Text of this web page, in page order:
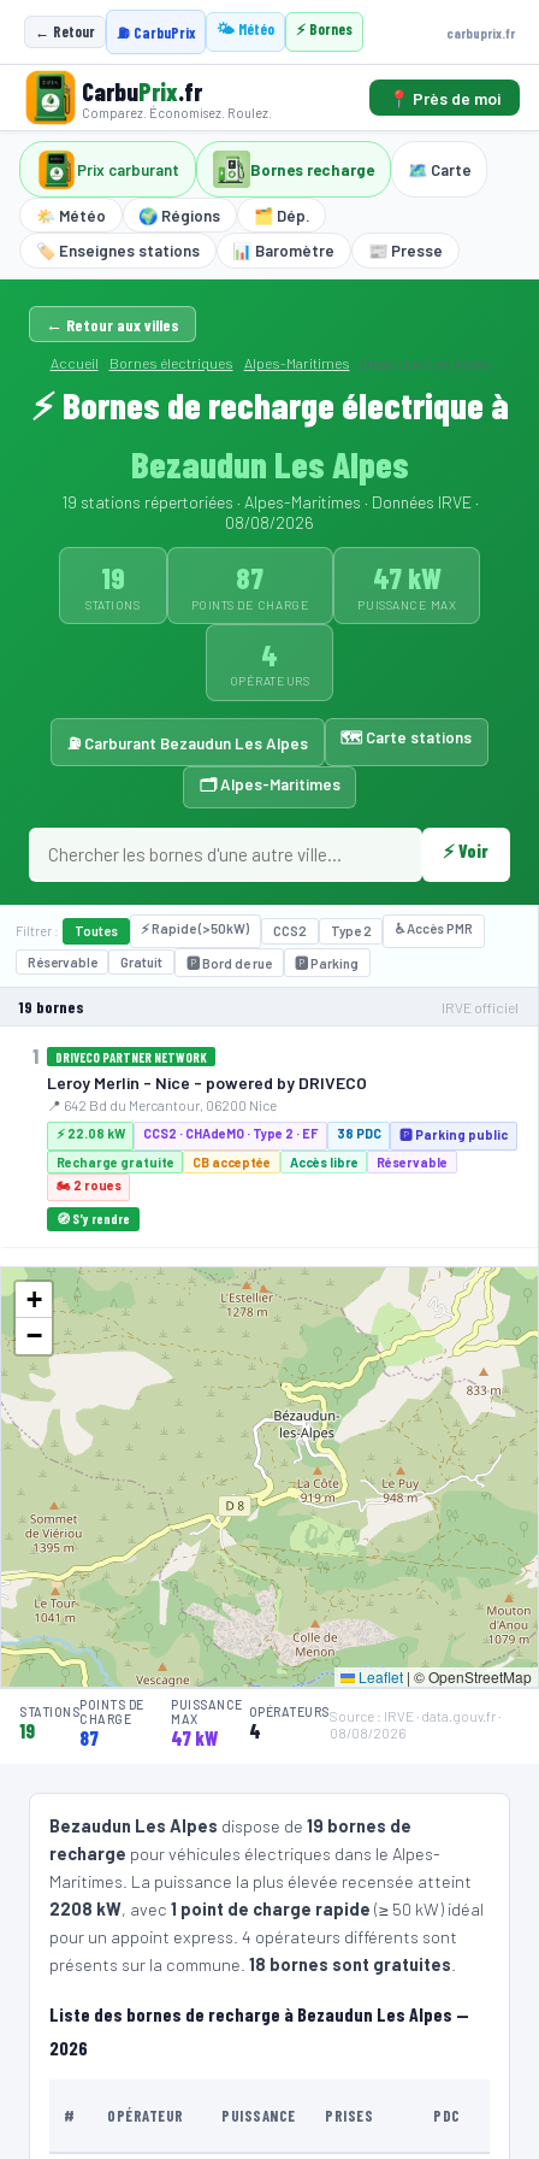
← Retour ⛽ CarbuPrix 🌤️ Météo ⚡ Bornes carbuprix.fr
CarbuPrix.fr
Comparez. Économisez. Roulez.
📍 Près de moi
Prix carburant Bornes recharge 🗺️ Carte
🌤️ Météo 🌍 Régions
🗂️ Dép.
🏷️ Enseignes stations
📊 Baromètre 📰 Presse
← Retour aux villes
Accueil › Bornes électriques › Alpes-Maritimes › Bezaudun Les Alpes
⚡ Bornes de recharge électrique à
Bezaudun Les Alpes
19 stations répertoriées · Alpes-Maritimes · Données IRVE ·
08/08/2026
19
STATIONS
87
POINTS DE CHARGE
47 kW
PUISSANCE MAX
4
OPÉRATEURS
⛽ Carburant Bezaudun Les Alpes 🗺️ Carte stations
🗂️ Alpes-Maritimes
⚡ Voir
Filtrer : Toutes ⚡ Rapide (>50kW) CCS2 Type 2 ♿ Accès PMR
Réservable Gratuit 🅿️ Bord de rue 🅿️ Parking
19 bornes IRVE officiel
1 DRIVECO PARTNER NETWORK
Leroy Merlin - Nice - powered by DRIVECO
📍 642 Bd du Mercantour, 06200 Nice
⚡ 22.08 kW CCS2 · CHAdeMO · Type 2 · EF 38 PDC
🅿️ Parking public
Recharge gratuite
CB acceptée Accès libre
Réservable
🏍️ 2 roues
🧭 S'y rendre
2 IZIVIA
Saint-Jeannet - Parking La Ferrage
📍 250 Chemin de la Ferrage 06640 Saint-Jeannet
⚡ 22 kW CCS2 · CHAdeMO · Type 2 · EF 2 PDC
🅿️ Bord de rue
Recharge gratuite
CB acceptée Accès libre
Réservable
🏍️ 2 roues
🧭 S'y rendre
IZIVIA
Saint-Jeannet - Le Peyron
📍 2525 Route de Gattières 06640 Saint-Jeannet
⚡ 22 kW CCS2 · CHAdeMO · Type 2 · EF 4 PDC
🅿️ Bord de rue
Recharge gratuite
CB acceptée Accès libre
Réservable
🏍️ 2 roues
🧭 S'y rendre
4 IZIVIA
Saint Jeannet - Saint Estève
⚡ 22 kW CCS2 · CHAdeMO · Type 2 · EF 2 PDC
🅿️ Bord de rue
Recharge gratuite
CB acceptée Accès libre
Réservable
🏍️ 2 roues
🧭 S'y rendre
IZIVIA
Carros Village - Village/Microsite
⚡ 22 kW CCS2 · CHAdeMO · Type 2 · EF 2 PDC
🅿️ Bord de rue
Recharge gratuite
🧭 S'y rendre
+
−
Leaflet | © OpenStreetMap
STATIONS
19
POINTS DE
CHARGE
87
PUISSANCE
MAX
47 kW
OPÉRATEURS
4
Source : IRVE · data.gouv.fr ·
08/08/2026
Bezaudun Les Alpes dispose de 19 bornes de
recharge pour véhicules électriques dans le Alpes-
Maritimes. La puissance la plus élevée recensée atteint
2208 kW, avec 1 point de charge rapide (≥ 50 kW) idéal
pour un appoint express. 4 opérateurs différents sont
présents sur la commune. 18 bornes sont gratuites
Liste des bornes de recharge à Bezaudun Les Alpes —
2026
# OPÉRATEUR PUISSANCE PRISES PDC